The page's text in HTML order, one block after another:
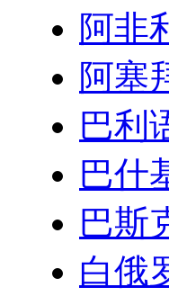
阿非
阿塞
巴利
巴什
巴斯
白俄